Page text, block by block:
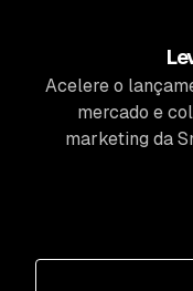
Acelere o
mercado e
marketing da